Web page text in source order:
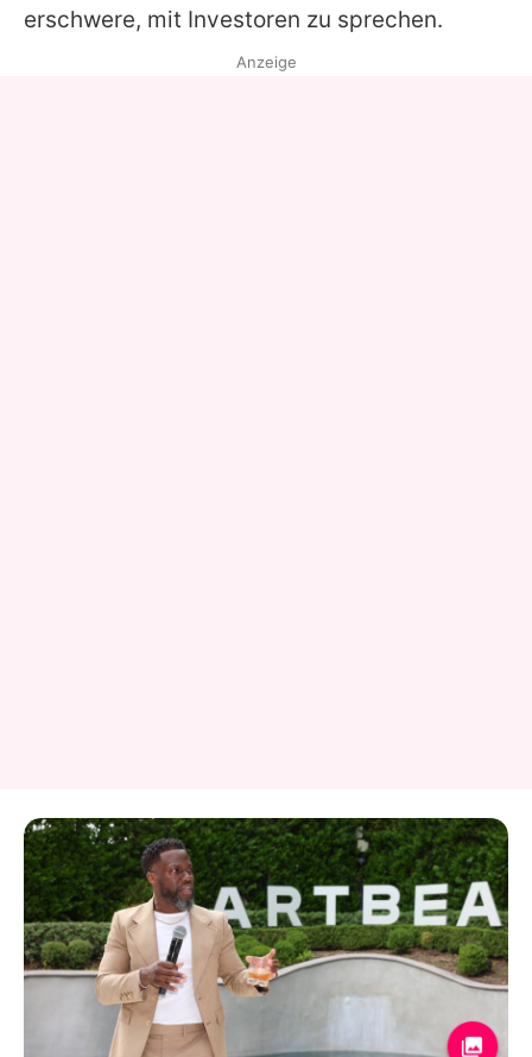
erschwere, mit Investoren zu sprechen.
Anzeige